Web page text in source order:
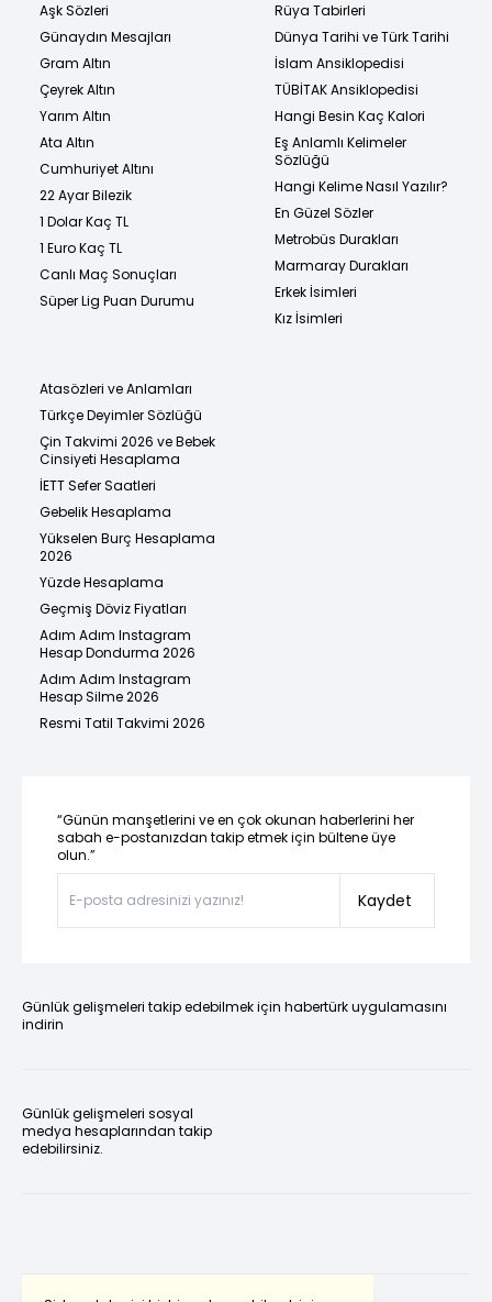
Aşk Sözleri
Günaydın Mesajları
Gram Altın
Çeyrek Altın
Yarım Altın
Ata Altın
Cumhuriyet Altını
22 Ayar Bilezik
1 Dolar Kaç TL
1 Euro Kaç TL
Canlı Maç Sonuçları
Süper Lig Puan Durumu
Rüya Tabirleri
Dünya Tarihi ve Türk Tarihi
İslam Ansiklopedisi
TÜBİTAK Ansiklopedisi
Hangi Besin Kaç Kalori
Eş Anlamlı Kelimeler
Sözlüğü
Hangi Kelime Nasıl Yazılır?
En Güzel Sözler
Metrobüs Durakları
Marmaray Durakları
Erkek İsimleri
Kız İsimleri
Atasözleri ve Anlamları
Türkçe Deyimler Sözlüğü
Çin Takvimi 2026 ve Bebek
Cinsiyeti Hesaplama
İETT Sefer Saatleri
Gebelik Hesaplama
Yükselen Burç Hesaplama
2026
Yüzde Hesaplama
Geçmiş Döviz Fiyatları
Adım Adım Instagram
Hesap Dondurma 2026
Adım Adım Instagram
Hesap Silme 2026
Resmi Tatil Takvimi 2026
“Günün manşetlerini ve en çok okunan haberlerini her
sabah e-postanızdan takip etmek için bültene üye
olun.”
Kaydet
Günlük gelişmeleri takip edebilmek için habertürk uygulamasını
indirin
Günlük gelişmeleri sosyal
medya hesaplarından takip
edebilirsiniz.